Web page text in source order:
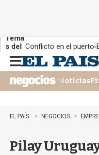
Tema
s del
día:
Conflicto en el puerto
n
u
Noticias
EL PAÍS NEGOCIOS
Pilay